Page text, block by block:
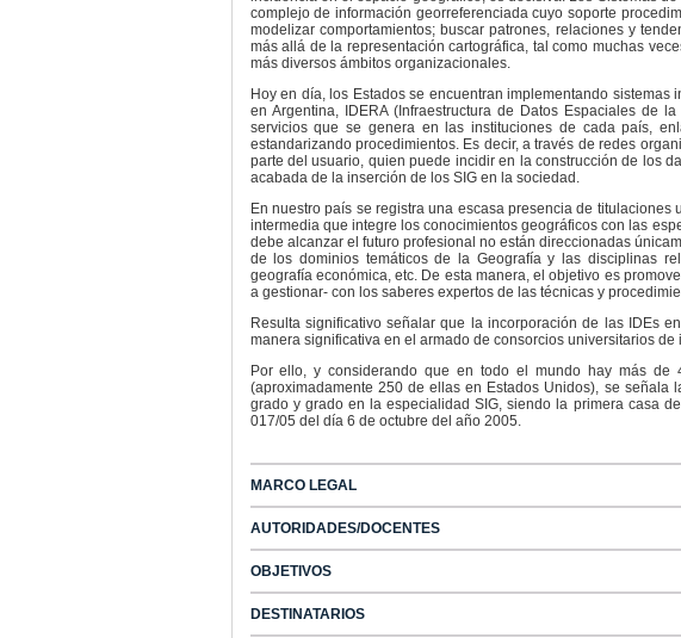
complejo de información georreferenciada cuyo soporte
modelizar comportamientos; buscar patrones, relaciones y
más allá de la representación cartográfica, tal como muchas
más diversos ámbitos organizacionales.
Hoy en día, los Estados se encuentran implementando
en Argentina, IDERA (Infraestructura de Datos Espaciales de
servicios que se genera en las instituciones de cada país,
estandarizando procedimientos. Es decir, a través de redes
parte del usuario, quien puede incidir en la construcción de los
acabada de la inserción de los SIG en la sociedad.
En nuestro país se registra una escasa presencia de
intermedia que integre los conocimientos geográficos con las
debe alcanzar el futuro profesional no están direccionadas
de los dominios temáticos de la Geografía y las disciplinas
geografía económica, etc. De esta manera, el objetivo es
a gestionar- con los saberes expertos de las técnicas y
Resulta significativo señalar que la incorporación de las IDEs
manera significativa en el armado de consorcios universitarios de
Por ello, y considerando que en todo el mundo hay más de
(aproximadamente 250 de ellas en Estados Unidos), se
grado y grado en la especialidad SIG, siendo la primera casa
017/05 del día 6 de octubre del año 2005.
MARCO LEGAL
AUTORIDADES/DOCENTES
OBJETIVOS
DESTINATARIOS